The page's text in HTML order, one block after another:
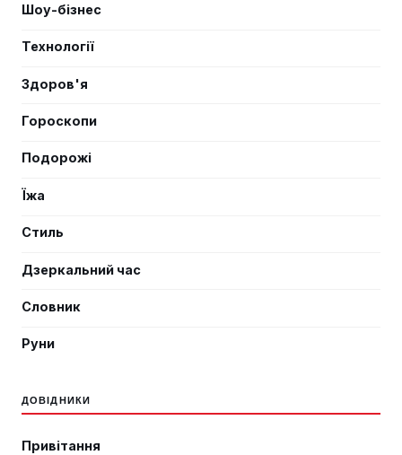
Шоу-бізнес
Технології
Здоров'я
Гороскопи
Подорожі
Їжа
Стиль
Дзеркальний час
Словник
Руни
ДОВІДНИКИ
Привітання